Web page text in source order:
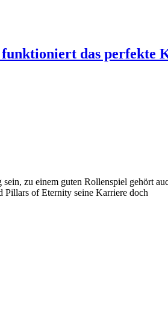
das perfekte
zu einem guten Rollenspiel gehört
Pillars of Eternity seine Karriere doch